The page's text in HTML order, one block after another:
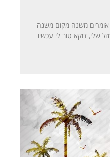
אומרים משנה מקום משנה
שלי, דוקא טוב לי עכשיו